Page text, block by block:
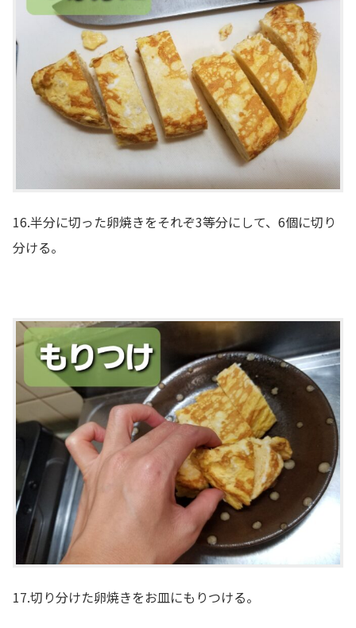
16.半分に切った卵焼きをそれぞ3等分にして、6個に切り
分ける。
17.切り分けた卵焼きをお皿にもりつける。